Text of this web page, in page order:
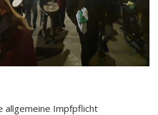
allgemeine Impfpflicht